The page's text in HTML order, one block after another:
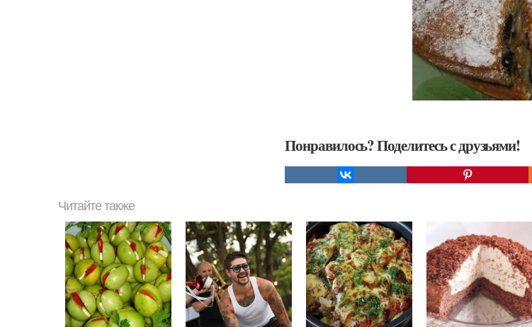
Понравилось? Поделитесь с друзьями!
Читайте также